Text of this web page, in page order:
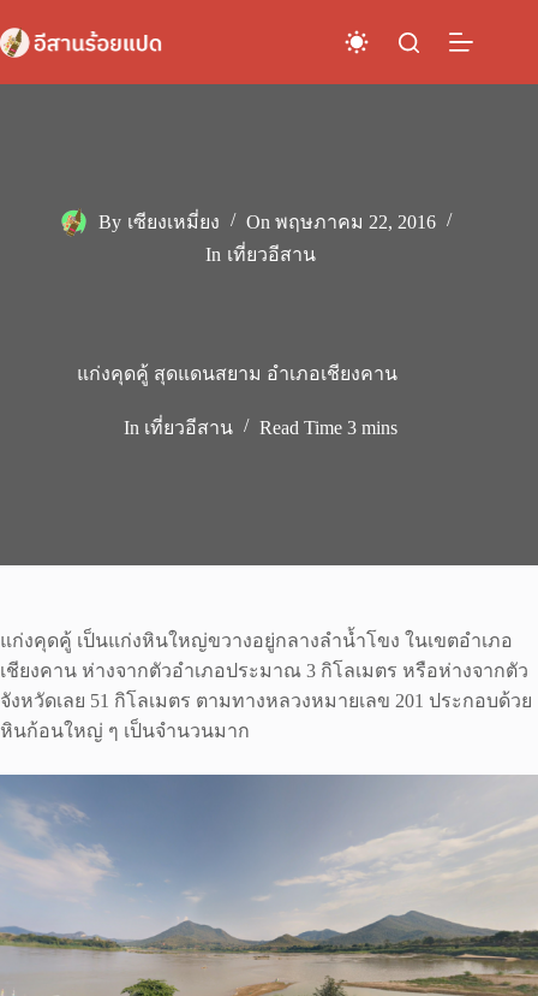
to
content
By เซียงเหมี่ยง On พฤษภาคม 22, 2016
In เที่ยวอีสาน
แก่งคุดคู้ สุดแดนสยาม อำเภอเชียงคาน
In เที่ยวอีสาน Read Time 3 mins
แก่งคุดคู้ เป็นแก่งหินใหญ่ขวางอยู่กลางลำน้ำโขง ในเขตอำเภอ
เชียงคาน ห่างจากตัวอำเภอประมาณ 3 กิโลเมตร หรือห่างจากตัว
จังหวัดเลย 51 กิโลเมตร ตามทางหลวงหมายเลข 201 ประกอบด้วย
หินก้อนใหญ่ ๆ เป็นจำนวนมาก